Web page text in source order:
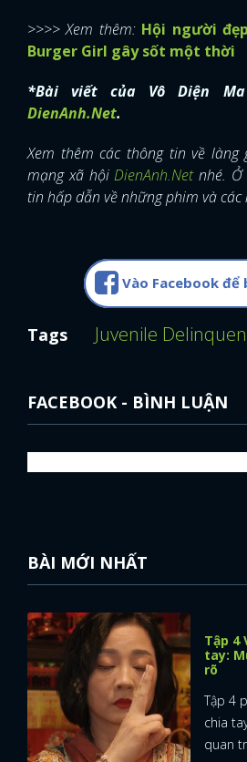
>>>> Xem thêm: Hội người
Burger Girl gây sốt một thời
*Bài viết của Vô Diện
DienAnh.Net.
Xem thêm các thông tin về
mạng xã hộiDienAnh.Netnhé. Ở
tin hấp dẫn về những phim và các
Vào Facebook để
Tags Juvenile
FACEBOOK - BÌNH LUẬN
BÀI MỚI NHẤT
Tập 4
tay:
rõ
Tập 4
chia
quan